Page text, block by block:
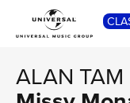
ALAN TAM